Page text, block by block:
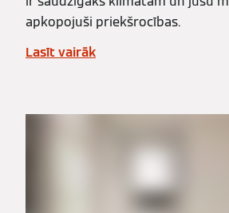
apkopojuši priekšrocības.
Lasīt vairāk